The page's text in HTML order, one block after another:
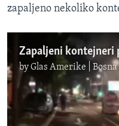
zapaljeno nekoliko
Zapaljeni kontejneri
byGlas Amerike |
No media